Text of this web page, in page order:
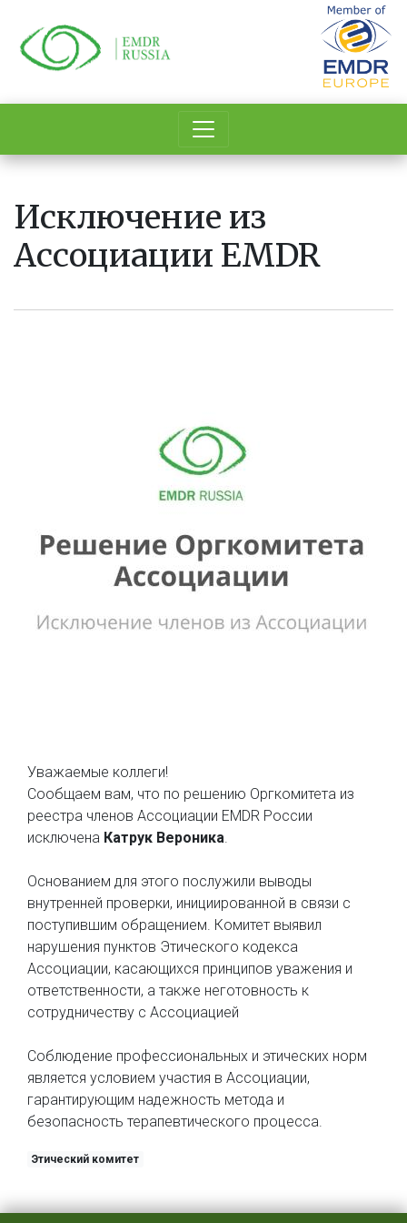
основному
содержанию
Исключение из
Ассоциации EMDR
Уважаемые коллеги!
Сообщаем вам, что по решению Оргкомитета из
реестра членов Ассоциации EMDR России
исключена Катрук Вероника.
Основанием для этого послужили выводы
внутренней проверки, инициированной в связи с
поступившим обращением. Комитет выявил
нарушения пунктов Этического кодекса
Ассоциации, касающихся принципов уважения и
ответственности, а также неготовность к
сотрудничеству с Ассоциацией
Соблюдение профессиональных и этических норм
является условием участия в Ассоциации,
гарантирующим надежность метода и
безопасность терапевтического процесса.
Этический комитет